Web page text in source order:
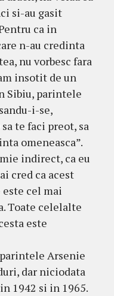
si-au gasit
ca in
n-au credinta
nu vorbesc fara
insotit de un
Sibiu, parintele
i-se,
te faci preot, sa
omeneasca”.
indirect, ca eu
cred ca acest
cel mai
Toate celelalte
este
Arsenie
dar niciodata
1942 si in 1965.